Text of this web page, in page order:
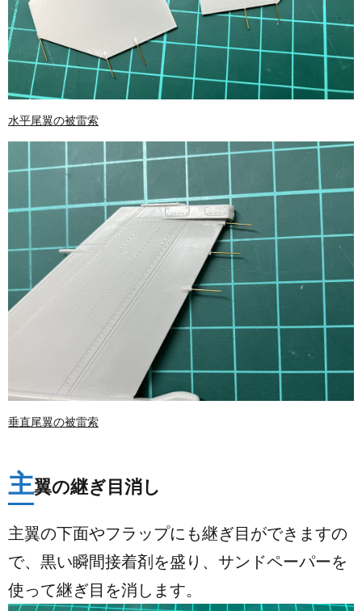
水平尾翼の被雷索
垂直尾翼の被雷索
主翼の継ぎ目消し
主翼の下面やフラップにも継ぎ目ができますの
で、黒い瞬間接着剤を盛り、サンドペーパーを
使って継ぎ目を消します。